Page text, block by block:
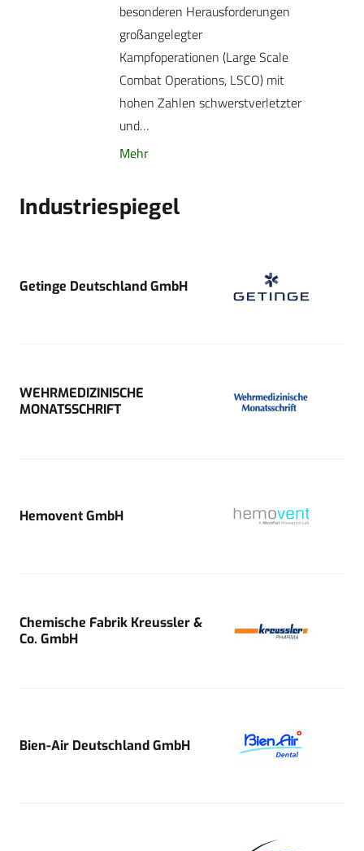
besonderen Herausforderungen
großangelegter
Kampfoperationen (Large Scale
Combat Operations, LSCO) mit
hohen Zahlen schwerstverletzter
und…
Mehr
Industriespiegel
Getinge Deutschland GmbH
WEHRMEDIZINISCHE
MONATSSCHRIFT
Hemovent GmbH
Chemische Fabrik Kreussler &
Co. GmbH
Bien-Air Deutschland GmbH